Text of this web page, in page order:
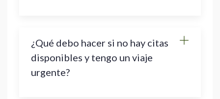
¿Qué debo hacer si no hay citas
disponibles y tengo un viaje
urgente?